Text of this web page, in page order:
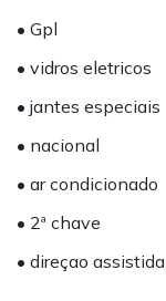
• Gpl
• vidros eletricos
• jantes especiais
• nacional
• ar condicionado
• 2ª chave
• direçao assistida